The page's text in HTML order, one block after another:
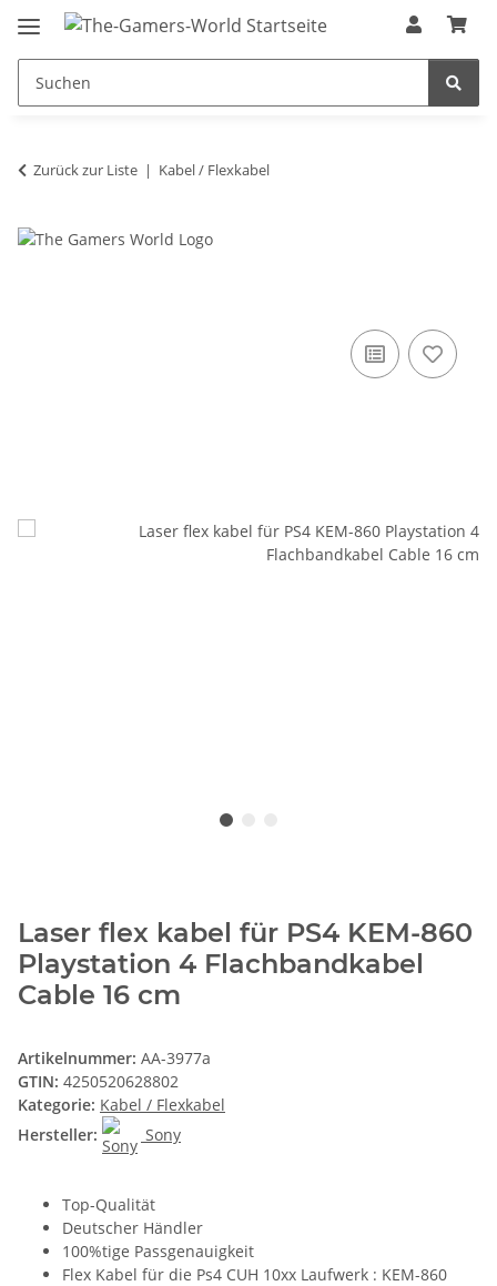
Zurück zur Liste Kabel / Flexkabel
Laser flex kabel für PS4 KEM-860
Playstation 4 Flachbandkabel
Cable 16 cm
Artikelnummer: AA-3977a
GTIN: 4250520628802
Kategorie: Kabel / Flexkabel
Hersteller:
Sony
Top-Qualität
Deutscher Händler
100%tige Passgenauigkeit
Flex Kabel für die Ps4 CUH 10xx Laufwerk : KEM-860